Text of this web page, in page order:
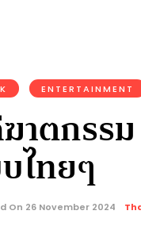
ENTERTAINMENT
าตกรรม
ไทยๆ
On 26 November 2024